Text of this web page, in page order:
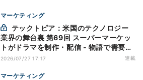
マーケティング
業界の舞台裏 第69回 スーパーマーケッ
トがドラマを制作・配信 - 物語で需要を
演出する小売メディア
2026/07/27 17:17 連載
マーケティング